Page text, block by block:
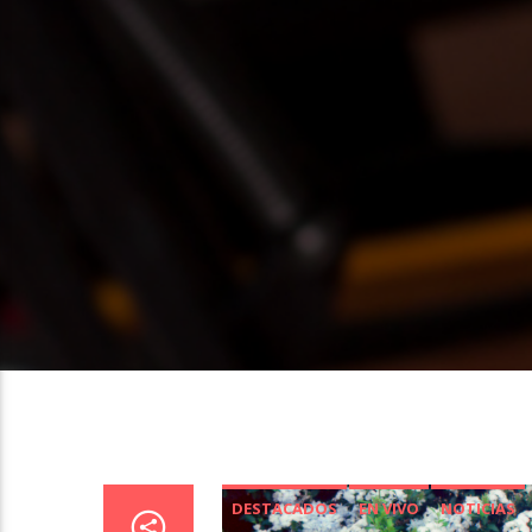
DESTACADOS EN VIVO NOTICIAS